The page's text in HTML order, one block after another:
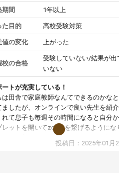
期間 1年以上
た目的 高校受験対策
値の変化 上がった
校の合格
受験していない/結果が出
いない
ートが充実している！
は田舎で家庭教師なんてできるのかな
ましたが、オンラインで良い先生を紹
れて息子も毎週その時間になると自分
レットを開いてzoomを繋げるようにな
た！5科目なんでもOKなのもとても気に
投稿日：2025年01月